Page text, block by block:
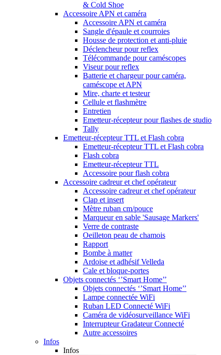
& Cold Shoe
Accessoire APN et caméra
Accessoire APN et caméra
Sangle d'épaule et courroies
Housse de protection et anti-pluie
Déclencheur pour reflex
Télécommande pour caméscopes
Viseur pour reflex
Batterie et chargeur pour caméra,
caméscope et APN
Mire, charte et testeur
Cellule et flashmètre
Entretien
Emetteur-récepteur pour flashes de studio
Tally
Emetteur-récepteur TTL et Flash cobra
Emetteur-récepteur TTL et Flash cobra
Flash cobra
Emetteur-récepteur TTL
Accessoire pour flash cobra
Accessoire cadreur et chef opérateur
Accessoire cadreur et chef opérateur
Clap et insert
Mètre ruban cm/pouce
Marqueur en sable 'Sausage Markers'
Verre de contraste
Oeilleton peau de chamois
Rapport
Bombe à matter
Ardoise et adhésif Velleda
Cale et bloque-portes
Objets connectés ‘’Smart Home’’
Objets connectés ‘’Smart Home’’
Lampe connectée WiFi
Ruban LED Connecté WiFi
Caméra de vidéosurveillance WiFi
Interrupteur Gradateur Connecté
Autre accessoires
Infos
Infos